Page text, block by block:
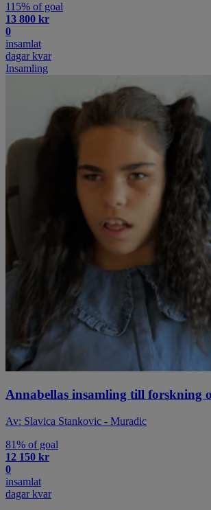
115% of goal
13 800 kr
0
insamlat
dagar kvar
Insamling
Annabellas insamling till forskning
Av: Slavica Stankovic - Muradic
81% of goal
12 150 kr
0
insamlat
dagar kvar